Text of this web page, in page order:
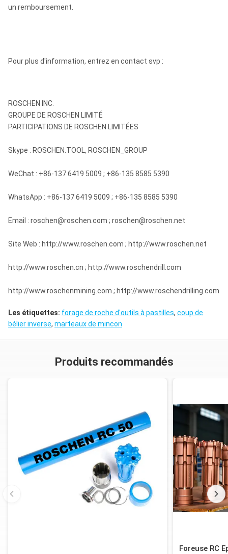
un remboursement.
Pour plus d'information, entrez en contact svp :
ROSCHEN INC.
GROUPE DE ROSCHEN LIMITÉ
PARTICIPATIONS DE ROSCHEN LIMITÉES
Skype : ROSCHEN.TOOL, ROSCHEN_GROUP
WeChat : +86-137 6419 5009 ; +86-135 8585 5390
WhatsApp : +86-137 6419 5009 ; +86-135 8585 5390
Email : roschen@roschen.com ; roschen@roschen.net
Site Web : http://www.roschen.com ; http://www.roschen.net
http://www.roschen.cn ; http://www.roschendrill.com
http://www.roschenmining.com ; http://www.roschendrilling.com
Les étiquettes: forage de roche d'outils à pastilles, coup de
bélier inverse, marteaux de mincon
Produits recommandés
Foreuse RC